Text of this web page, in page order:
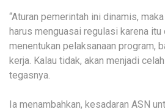
“Aturan pemerintah ini dinamis,
harus menguasai regulasi karena itu
menentukan pelaksanaan program,
kerja. Kalau tidak, akan menjadi
tegasnya.
Ia menambahkan, kesadaran ASN